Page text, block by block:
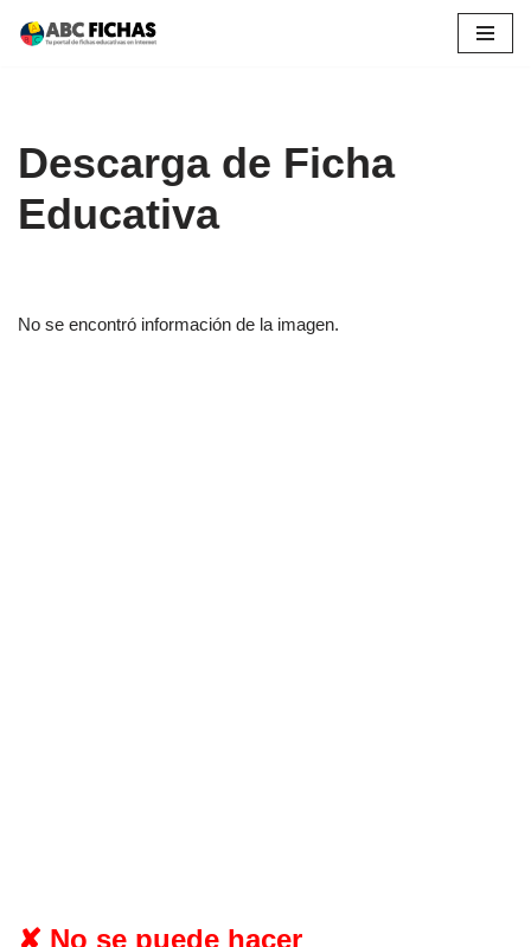
Descarga de Ficha
Educativa
No se encontró información de la imagen.
✘ No se puede hacer